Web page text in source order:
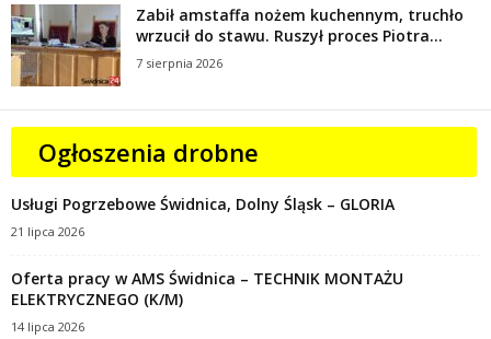
Zabił amstaffa nożem kuchennym, truchło
wrzucił do stawu. Ruszył proces Piotra...
7 sierpnia 2026
Ogłoszenia drobne
Usługi Pogrzebowe Świdnica, Dolny Śląsk – GLORIA
21 lipca 2026
Oferta pracy w AMS Świdnica – TECHNIK MONTAŻU
ELEKTRYCZNEGO (K/M)
14 lipca 2026